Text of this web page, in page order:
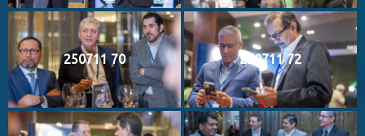
250711 70 250711 72